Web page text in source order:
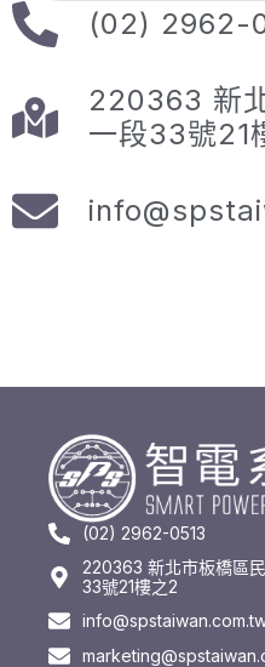
(02) 2962-
220363 新
一段33號21
(02) 2962-0513
220363 新北市板橋區
33號21樓之2